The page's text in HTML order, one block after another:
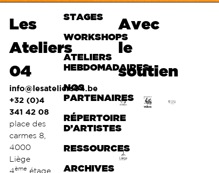
Les
Ateliers
04
info@lesateliers04.be
+32 (0)4
341 42 08
place des
carmes 8,
4000
Liège
4èmeétage
STAGES
WORKSHOPS
ATELIERS
HEBDOMADAIRES
NOS
PARTENAIRES
RÉPERTOIRE
D’ARTISTES
RESSOURCES
ARCHIVES
Avec
le
soutien